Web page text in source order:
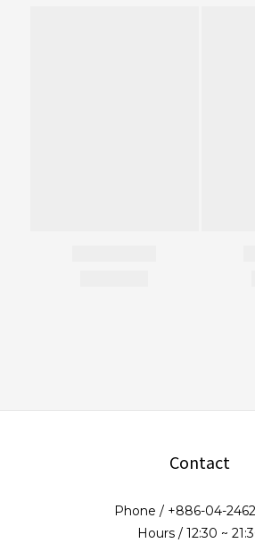
Contact
Phone / +886-04-
Hours / 12:30 ~